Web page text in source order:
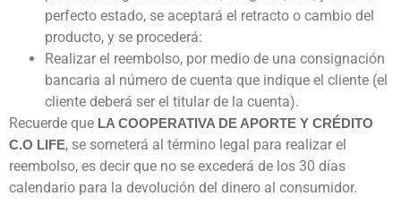
perfecto estado, se aceptará el retracto o cambio del
producto, y se procederá:
Realizar el reembolso, por medio de una consignación
bancaria al número de cuenta que indique el cliente (el
cliente deberá ser el titular de la cuenta).
Recuerde que LA COOPERATIVA DE APORTE Y CRÉDITO
C.O LIFE, se someterá al término legal para realizar el
reembolso, es decir que no se excederá de los 30 días
calendario para la devolución del dinero al consumidor.